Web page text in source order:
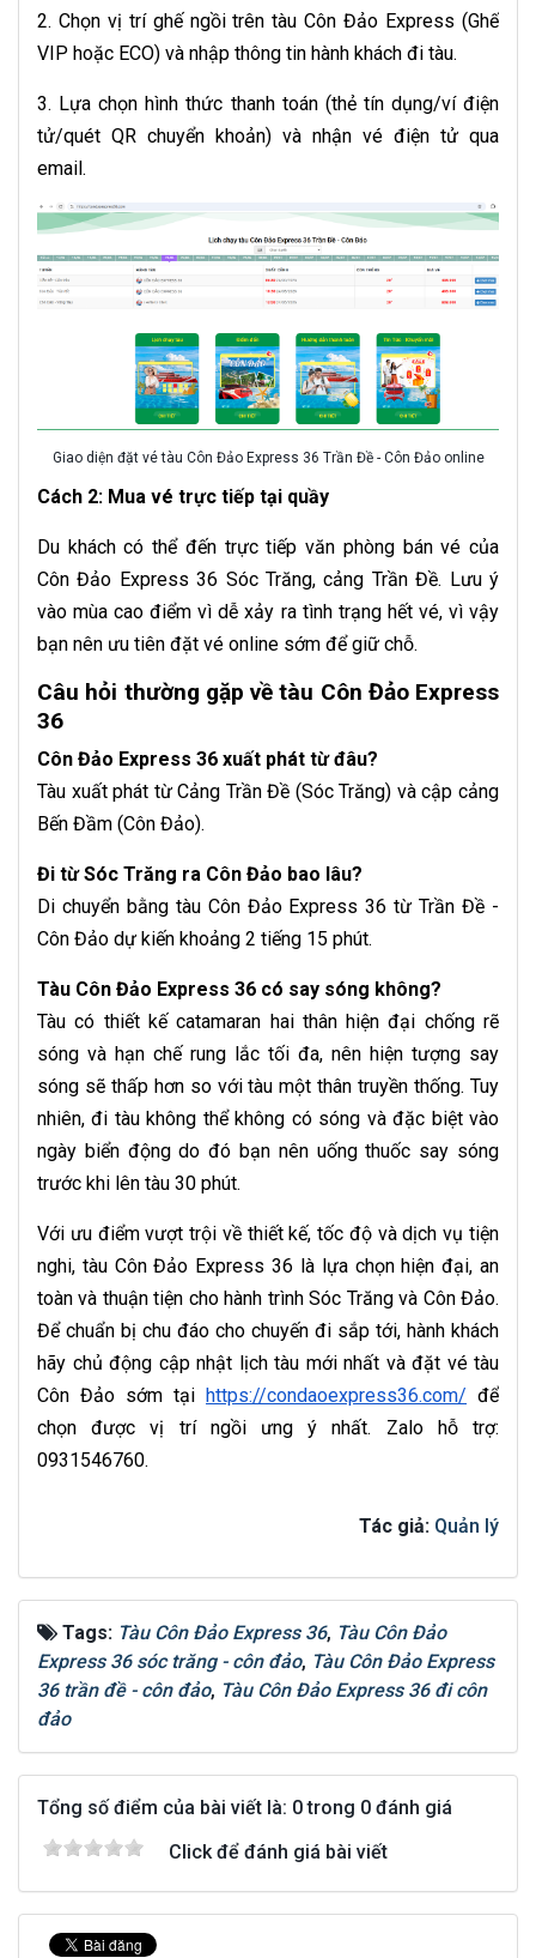
2. Chọn vị trí ghế ngồi trên tàu Côn Đảo Express (Ghế
VIP hoặc ECO) và nhập thông tin hành khách đi tàu.
3. Lựa chọn hình thức thanh toán (thẻ tín dụng/ví điện
tử/quét QR chuyển khoản) và nhận vé điện tử qua
email.
Giao diện đặt vé tàu Côn Đảo Express 36 Trần Đề - Côn Đảo online
Cách 2: Mua vé trực tiếp tại quầy
Du khách có thể đến trực tiếp văn phòng bán vé của
Côn Đảo Express 36 Sóc Trăng, cảng Trần Đề. Lưu ý
vào mùa cao điểm vì dễ xảy ra tình trạng hết vé, vì vậy
bạn nên ưu tiên đặt vé online sớm để giữ chỗ.
Câu hỏi thường gặp về tàu Côn Đảo Express
36
Côn Đảo Express 36 xuất phát từ đâu?
Tàu xuất phát từ Cảng Trần Đề (Sóc Trăng) và cập cảng
Bến Đầm (Côn Đảo).
Đi từ Sóc Trăng ra Côn Đảo bao lâu?
Di chuyển bằng tàu Côn Đảo Express 36 từ Trần Đề -
Côn Đảo dự kiến khoảng 2 tiếng 15 phút.
Tàu Côn Đảo Express 36 có say sóng không?
Tàu có thiết kế catamaran hai thân hiện đại chống rẽ
sóng và hạn chế rung lắc tối đa, nên hiện tượng say
sóng sẽ thấp hơn so với tàu một thân truyền thống. Tuy
nhiên, đi tàu không thể không có sóng và đặc biệt vào
ngày biển động do đó bạn nên uống thuốc say sóng
trước khi lên tàu 30 phút.
Với ưu điểm vượt trội về thiết kế, tốc độ và dịch vụ tiện
nghi, tàu Côn Đảo Express 36 là lựa chọn hiện đại, an
toàn và thuận tiện cho hành trình Sóc Trăng và Côn Đảo.
Để chuẩn bị chu đáo cho chuyến đi sắp tới, hành khách
hãy chủ động cập nhật lịch tàu mới nhất và đặt vé tàu
Côn Đảo sớm tại https://condaoexpress36.com/ để
chọn được vị trí ngồi ưng ý nhất. Zalo hỗ trợ:
0931546760.
Tác giả: Quản lý
Tags: Tàu Côn Đảo Express 36, Tàu Côn Đảo
Express 36 sóc trăng - côn đảo, Tàu Côn Đảo Express
36 trần đề - côn đảo, Tàu Côn Đảo Express 36 đi côn
đảo
Tổng số điểm của bài viết là: 0 trong 0 đánh giá
Click để đánh giá bài viết